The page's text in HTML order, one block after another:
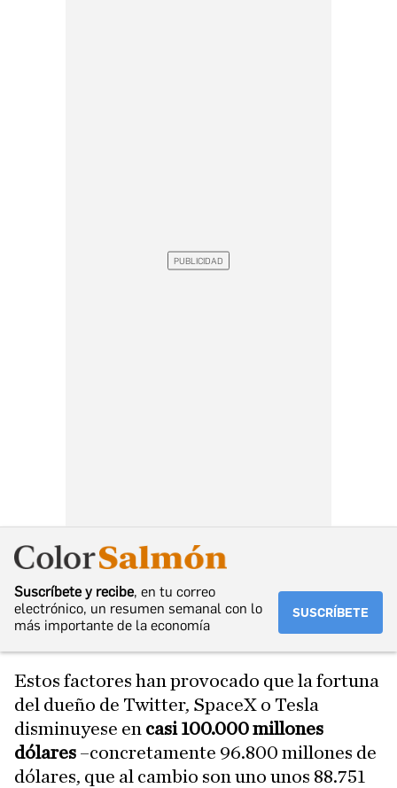
Suscríbete y recibe, en tu correo
electrónico, un resumen semanal con lo
más importante de la economía
SUSCRÍBETE
Estos factores han provocado que la fortuna
del dueño de Twitter, SpaceX o Tesla
disminuyese en casi 100.000 millones
dólares –concretamente 96.800 millones de
dólares, que al cambio son uno unos 88.751